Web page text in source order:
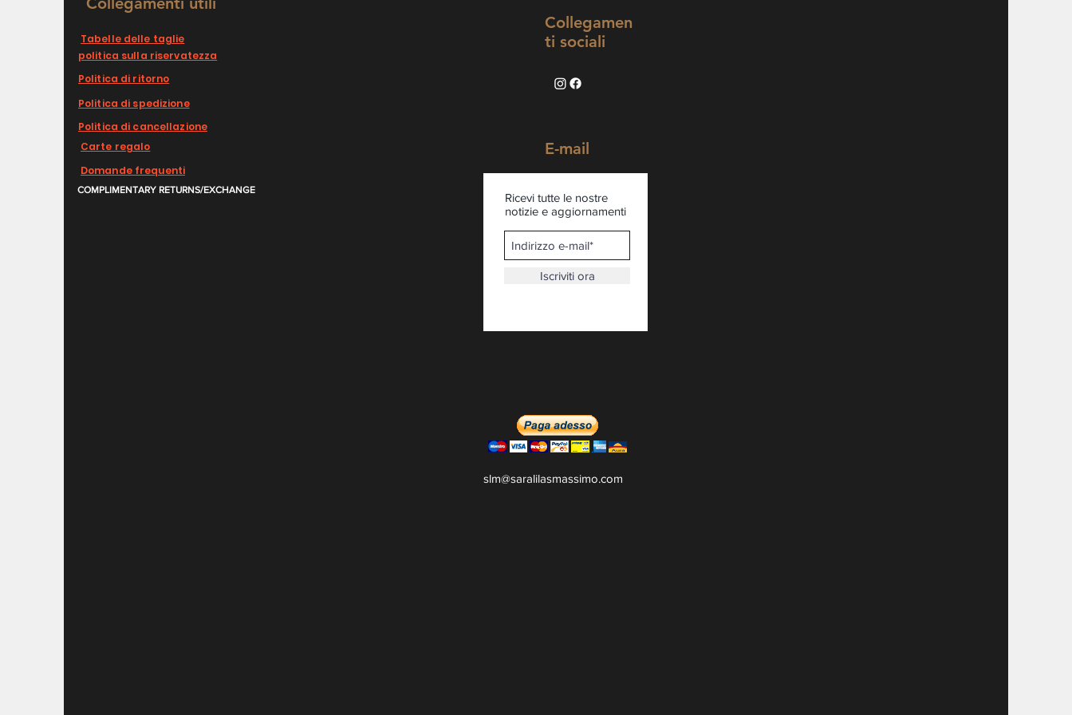
Tabelle delle taglie
politica sulla riservatezza
Politica di ritorno
Politica di spedizione
Politica di cancellazione
Carte regalo
Domande frequenti
COMPLIMENTARY RETURNS/EXCHANGE
Collegamen
ti sociali
E-mail
Ricevi tutte le nostre
notizie e aggiornamenti
Iscriviti ora
slm@saralilasmassimo.com